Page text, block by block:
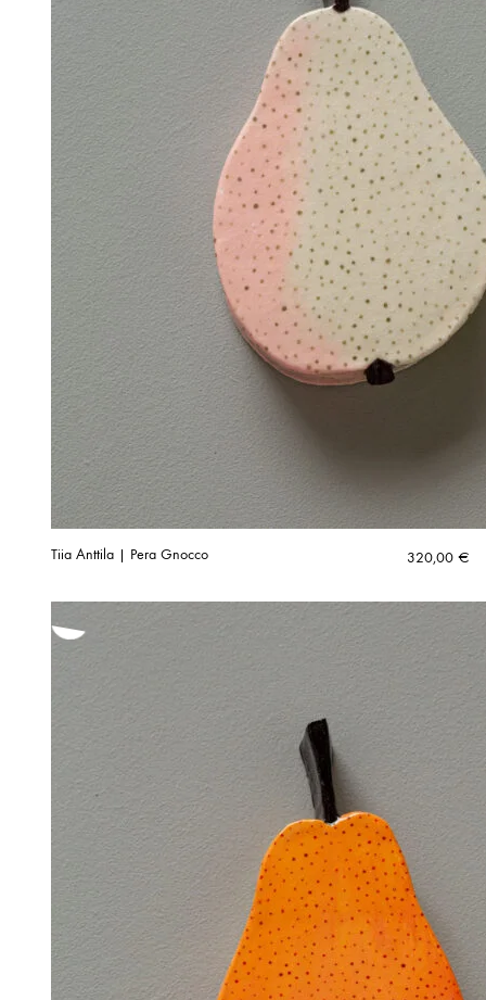
Tiia Anttila | Pera Gnocco 320,00 €